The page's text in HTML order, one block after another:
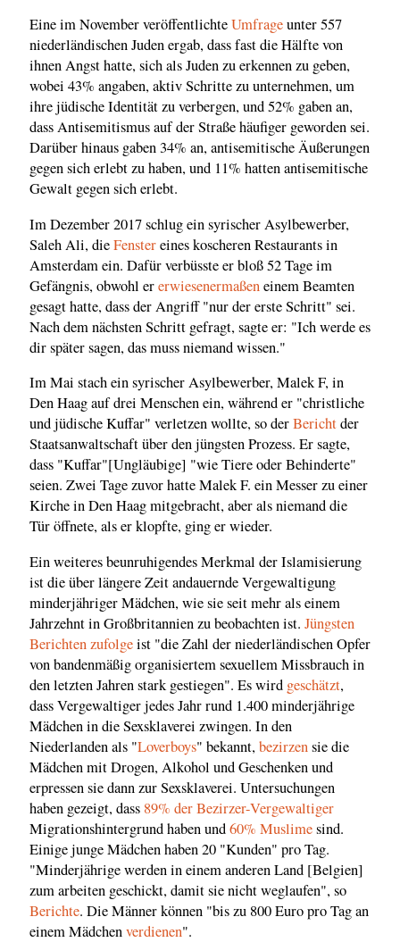
Eine im November veröffentlichteUmfrageunter 557
niederländischen Juden ergab, dass fast die Hälfte von
ihnen Angst hatte, sich als Juden zu erkennen zu geben,
wobei 43% angaben, aktiv Schritte zu unternehmen, um
ihre jüdische Identität zu verbergen, und 52% gaben an,
dass Antisemitismus auf der Straße häufiger geworden sei.
Darüber hinaus gaben 34% an, antisemitische Äußerungen
gegen sich erlebt zu haben, und 11% hatten antisemitische
Gewalt gegen sich erlebt.
Im Dezember 2017 schlug ein syrischer Asylbewerber,
Saleh Ali, dieFenstereines koscheren Restaurants in
Amsterdam ein. Dafür verbüsste er bloß 52 Tage im
Gefängnis, obwohl ererwiesenermaßeneinem Beamten
gesagt hatte, dass der Angriff "nur der erste Schritt" sei.
Nach dem nächsten Schritt gefragt, sagte er: "Ich werde es
dir später sagen, das muss niemand wissen."
Im Mai stach ein syrischer Asylbewerber, Malek F, in
Den Haag auf drei Menschen ein, während er "christliche
und jüdische Kuffar" verletzen wollte, so derBerichtder
Staatsanwaltschaft über den jüngsten Prozess. Er sagte,
dass "Kuffar"[Ungläubige] "wie Tiere oder Behinderte"
seien. Zwei Tage zuvor hatte Malek F. ein Messer zu einer
Kirche in Den Haag mitgebracht, aber als niemand die
Tür öffnete, als er klopfte, ging er wieder.
Ein weiteres beunruhigendes Merkmal der Islamisierung
ist die über längere Zeit andauernde Vergewaltigung
minderjähriger Mädchen, wie sie seit mehr als einem
Jahrzehnt in Großbritannien zu beobachten ist. Jüngsten
Berichten zufolgeist "die Zahl der niederländischen Opfer
von bandenmäßig organisiertem sexuellem Missbrauch in
den letzten Jahren stark gestiegen". Es wird geschätzt,
dass Vergewaltiger jedes Jahr rund 1.400 minderjährige
Mädchen in die Sexsklaverei zwingen. In den
Niederlanden als "Loverboys" bekannt,bezirzensie die
Mädchen mit Drogen, Alkohol und Geschenken und
erpressen sie dann zur Sexsklaverei. Untersuchungen
haben gezeigt, dass 89% der Bezirzer-Vergewaltiger
Migrationshintergrund haben und60% Muslimesind.
Einige junge Mädchen haben 20 "Kunden" pro Tag.
"Minderjährige werden in einem anderen Land [Belgien]
zum arbeiten geschickt, damit sie nicht weglaufen", so
Berichte. Die Männer können "bis zu 800 Euro pro Tag an
einem Mädchenverdienen".